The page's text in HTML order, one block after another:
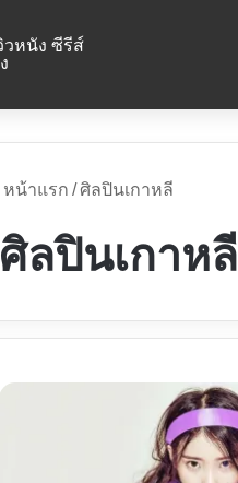
หน้าแรก /ศิลปินเกาหลี
ศิลปินเกาหลี